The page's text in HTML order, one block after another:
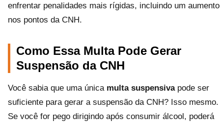
enfrentar penalidades mais rígidas, incluindo um aumento
nos pontos da CNH.
Como Essa Multa Pode Gerar
Suspensão da CNH
Você sabia que uma única multa suspensivapode ser
suficiente para gerar a suspensão da CNH? Isso mesmo.
Se você for pego dirigindo após consumir álcool, poderá